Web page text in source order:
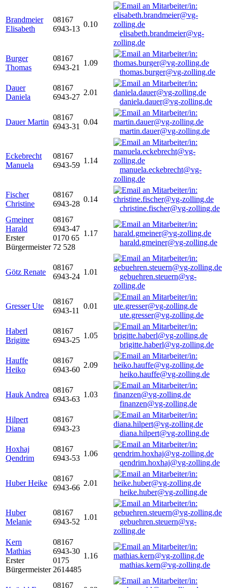
Brandmeier
Elisabeth
08167
6943-13
0.10
elisabeth.brandmeier@vg-
zolling.de
Burger
Thomas
08167
6943-21
1.09
thomas.burger@vg-zolling.de
Dauer
Daniela
08167
6943-27
2.01
daniela.dauer@vg-zolling.de
Dauer Martin
08167
6943-31
0.04
martin.dauer@vg-zolling.de
Eckebrecht
Manuela
08167
6943-59
1.14
manuela.eckebrecht@vg-
zolling.de
Fischer
Christine
08167
6943-28
0.14
christine.fischer@vg-zolling.de
Gmeiner
Harald
Erster
Bürgermeister
08167
6943-47
0170 65
72 528
1.17
harald.gmeiner@vg-zolling.de
Götz Renate
08167
6943-24
1.01
gebuehren.steuern@vg-
zolling.de
Gresser Ute
08167
6943-11
0.01
ute.gresser@vg-zolling.de
Haberl
Brigitte
08167
6943-25
1.05
brigitte.haberl@vg-zolling.de
Hauffe
Heiko
08167
6943-60
2.09
heiko.hauffe@vg-zolling.de
Hauk Andrea
08167
6943-63
1.03
finanzen@vg-zolling.de
Hilpert
Diana
08167
6943-23
diana.hilpert@vg-zolling.de
Hoxhaj
Qendrim
08167
6943-53
1.06
qendrim.hoxhaj@vg-zolling.de
Huber Heike
08167
6943-66
2.01
heike.huber@vg-zolling.de
Huber
Melanie
08167
6943-52
1.01
gebuehren.steuern@vg-
zolling.de
Kern
Mathias
Erster
Bürgermeister
08167
6943-30
0175
2614485
1.16
mathias.kern@vg-zolling.de
08167